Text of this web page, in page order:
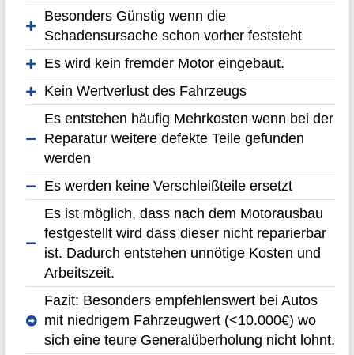
Besonders Günstig wenn die
Schadensursache schon vorher feststeht
Es wird kein fremder Motor eingebaut.
Kein Wertverlust des Fahrzeugs
Es entstehen häufig Mehrkosten wenn bei der
Reparatur weitere defekte Teile gefunden
werden
Es werden keine Verschleißteile ersetzt
Es ist möglich, dass nach dem Motorausbau
festgestellt wird dass dieser nicht reparierbar
ist. Dadurch entstehen unnötige Kosten und
Arbeitszeit.
Fazit: Besonders empfehlenswert bei Autos
mit niedrigem Fahrzeugwert (<10.000€) wo
sich eine teure Generalüberholung nicht lohnt.